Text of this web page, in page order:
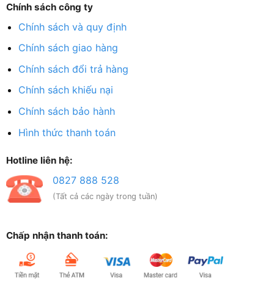
Chính sách công ty
Chính sách và quy định
Chính sách giao hàng
Chính sách đổi trả hàng
Chính sách khiếu nại
Chính sách bảo hành
Hình thức thanh toán
Hotline liên hệ:
0827 888 528
(Tất cả các ngày trong tuần)
Chấp nhận thanh toán: